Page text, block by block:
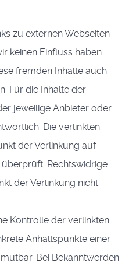
zu externen Webseiten
keinen Einfluss haben.
fremden Inhalte auch
Für die Inhalte der
jeweilige Anbieter oder
Die verlinkten
der Verlinkung auf
Rechtswidrige
der Verlinkung nicht
Kontrolle der verlinkten
Anhaltspunkte einer
Bei Bekanntwerden